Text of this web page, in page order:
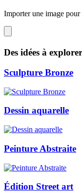
Importer une image
Des idées à explorer
Sculpture Bronze
Dessin aquarelle
Peinture Abstraite
Édition Street art